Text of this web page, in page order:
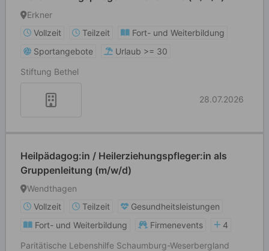
Erkner
Vollzeit
Teilzeit
Fort- und Weiterbildung
Sportangebote
Urlaub >= 30
Stiftung Bethel
28.07.2026
Heilpädagog:in / Heilerziehungspfleger:in als
Gruppenleitung (m/w/d)
Wendthagen
Vollzeit
Teilzeit
Gesundheitsleistungen
Fort- und Weiterbildung
Firmenevents
4
Paritätische Lebenshilfe Schaumburg-Weserbergland